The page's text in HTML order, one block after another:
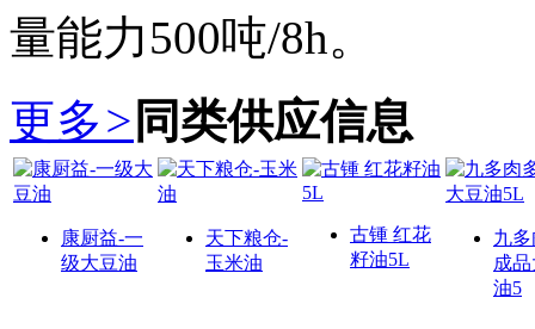
量能力500吨/8h。
更多> 同类供应信息
康厨益-一
级大豆油
天下粮仓-
玉米油
古锺 红花
籽油5L
九
成
油5